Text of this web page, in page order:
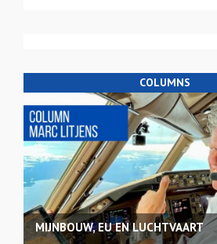
COLUMNS
MIJNBOUW, EU EN LUCHTVAART